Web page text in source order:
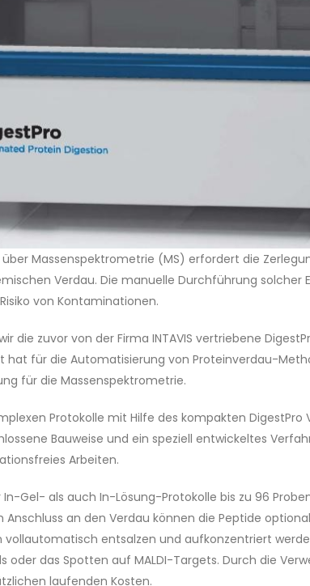
Massenspektrometrie (MS) erfordert die
Verdau. Die manuelle Durchführung solcher
von Kontaminationen.
die zuvor von der Firma INTAVIS vertriebene
hat für die Automatisierung von Proteinverdau-
für die Massenspektrometrie.
Protokolle mit Hilfe des kompakten
Bauweise und ein speziell entwickeltes
Arbeiten.
Gel- als auch In-Lösung-Protokolle bis zu 96
an den Verdau können die Peptide
vollautomatisch entsalzen und aufkonzentriert
oder das Spotten auf MALDI-Targets. Durch die
laufenden Kosten.